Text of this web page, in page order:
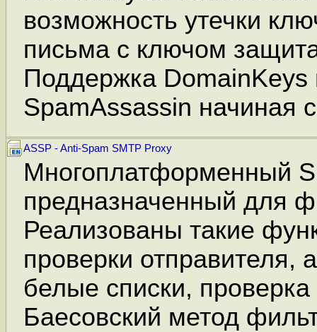
возможность утечки
письма с ключом
Поддержка DomainKeys
SpamAssassin начиная
ASSP - Anti-Spam SMTP Proxy
Многоплатформенный
предназначенный для
Реализованы такие
проверки
белые списки,
Баесовский метод